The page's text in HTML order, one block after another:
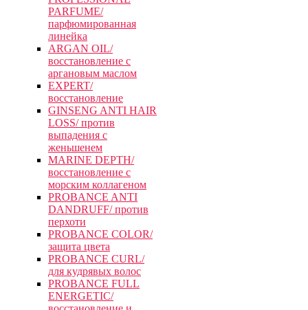
PARFUME/
парфюмированная
линейка
ARGAN OIL/
восстановление с
аргановым маслом
EXPERT/
восстановление
GINSENG ANTI HAIR
LOSS/ против
выпадения с
женьшенем
MARINE DEPTH/
восстановление с
морским коллагеном
PROBANCE ANTI
DANDRUFF/ против
перхоти
PROBANCE COLOR/
защита цвета
PROBANCE CURL/
для кудрявых волос
PROBANCE FULL
ENERGETIC/